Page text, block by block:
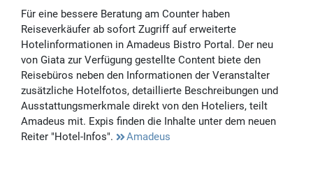
Für eine bessere Beratung am Counter haben
Reiseverkäufer ab sofort Zugriff auf erweiterte
Hotelinformationen in Amadeus Bistro Portal. Der neu
von Giata zur Verfügung gestellte Content biete den
Reisebüros neben den Informationen der Veranstalter
zusätzliche Hotelfotos, detaillierte Beschreibungen und
Ausstattungsmerkmale direkt von den Hoteliers, teilt
Amadeus mit. Expis finden die Inhalte unter dem neuen
Reiter "Hotel-Infos".
Amadeus